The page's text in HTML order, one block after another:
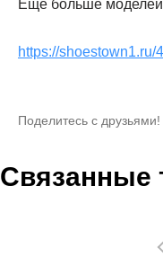
Еще больше
https://
Поделитесь с друзьями!
Связанные